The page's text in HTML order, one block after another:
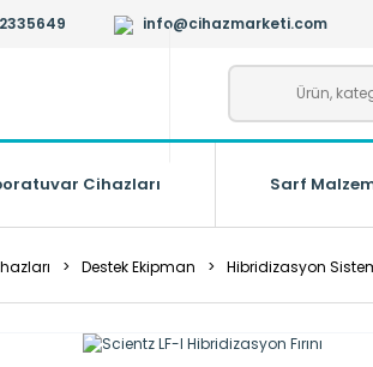
info@cihazmarketi.com
Cihazları Sarf
Destek Ekipman Hibridizasyon